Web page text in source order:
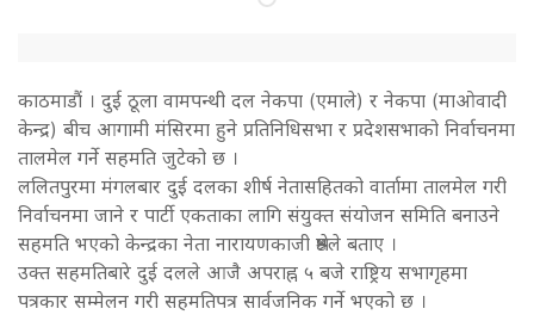
काठमाडौं । दुई ठूला वामपन्थी दल नेकपा (एमाले) र नेकपा (माओवादी
केन्द्र) बीच आगामी मंसिरमा हुने प्रतिनिधिसभा र प्रदेशसभाको निर्वाचनमा
तालमेल गर्ने सहमति जुटेको छ ।
ललितपुरमा मंगलबार दुई दलका शीर्ष नेतासहितको वार्तामा तालमेल गरी
निर्वाचनमा जाने र पार्टी एकताका लागि संयुक्त संयोजन समिति बनाउने
सहमति भएको केन्द्रका नेता नारायणकाजी श्रेष्ठले बताए ।
उक्त सहमतिबारे दुई दलले आजै अपराह्न ५ बजे राष्ट्रिय सभागृहमा
पत्रकार सम्मेलन गरी सहमतिपत्र सार्वजनिक गर्ने भएको छ ।